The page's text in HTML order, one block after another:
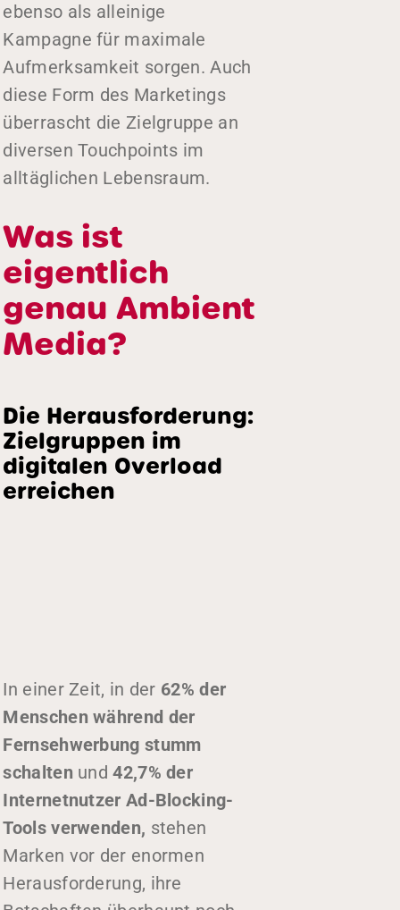
ebenso als alleinige
Kampagne für maximale
Aufmerksamkeit sorgen. Auch
diese Form des Marketings
überrascht die Zielgruppe an
diversen Touchpoints im
alltäglichen Lebensraum.
Was ist
eigentlich
genau Ambient
Media?
Die Herausforderung:
Zielgruppen im
digitalen Overload
erreichen
In einer Zeit, in der 62% der
Menschen während der
Fernsehwerbung stumm
schalten und42,7% der
Internetnutzer Ad-Blocking-
Tools verwenden, stehen
Marken vor der enormen
Herausforderung, ihre